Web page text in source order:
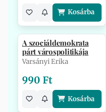
Kosárba
A szociáldemokrata
párt várospolitikája
Varsányi Erika
990 Ft
Kosárba